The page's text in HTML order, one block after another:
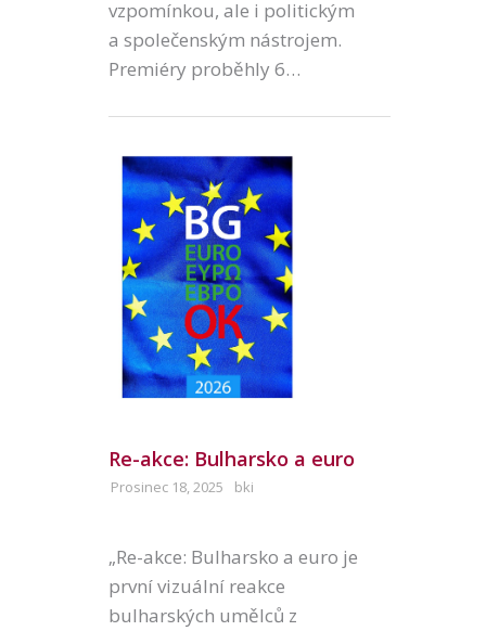
vzpomínkou, ale i politickým
a společenským nástrojem.
Premiéry proběhly 6…
Re-akce: Bulharsko a euro
Prosinec 18, 2025 bki
„Re-akce: Bulharsko a euro je
první vizuální reakce
bulharských umělců z